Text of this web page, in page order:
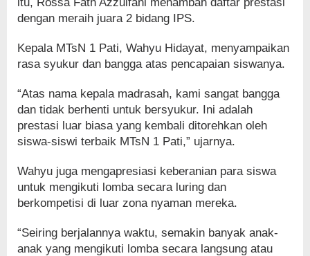
dengan meraih juara 2 bidang IPS.
Kepala MTsN 1 Pati, Wahyu Hidayat, menyampaikan
rasa syukur dan bangga atas pencapaian siswanya.
“Atas nama kepala madrasah, kami sangat bangga
dan tidak berhenti untuk bersyukur. Ini adalah
prestasi luar biasa yang kembali ditorehkan oleh
siswa-siswi terbaik MTsN 1 Pati,” ujarnya.
Wahyu juga mengapresiasi keberanian para siswa
untuk mengikuti lomba secara luring dan
berkompetisi di luar zona nyaman mereka.
“Seiring berjalannya waktu, semakin banyak anak-
anak yang mengikuti lomba secara langsung atau